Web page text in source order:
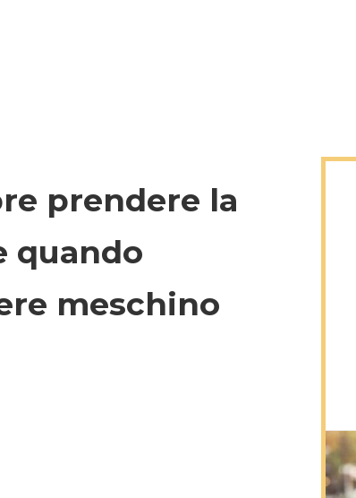
prendere la
quando
meschino